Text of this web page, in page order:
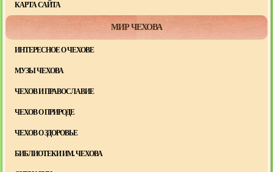
КАРТА САЙТА
МИР ЧЕХОВА
ИНТЕРЕСНОЕ О ЧЕХОВЕ
МУЗЫ ЧЕХОВА
ЧЕХОВ И ПРАВОСЛАВИЕ
ЧЕХОВ О ПРИРОДЕ
ЧЕХОВ О ЗДОРОВЬЕ
БИБЛИОТЕКИ ИМ. ЧЕХОВА